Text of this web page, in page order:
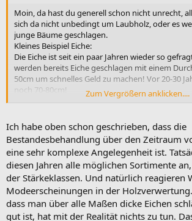
Moin, da hast du generell schon nicht unrecht,
sich da nicht unbedingt um Laubholz, oder es
junge Bäume geschlagen.
Kleines Beispiel Eiche:
Die Eiche ist seit ein paar Jahren wieder so
werden bereits Eiche geschlagen mit einem
50cm um schnelles Geld zu machen! Vor 20-30
noch 70-80cm!
Um nun eine Eiche von wieder 50cm zu
Grade jetzt, wo wir in vielen Regionen die Kosten
durch den Borkenkäfer decken müssen, werden
geschlagen, die noch locker 10-20 Jahren stehen
Zum Vergrößern anklicken....
Ich habe oben schon geschrieben, dass die
Bestandesbehandlung über den Zeitraum
eine sehr komplexe Angelegenheit ist.
diesen Jahren alle möglichen Sortimente
der Stärkeklassen. Und natürlich reagieren
Modeerscheinungen in der
dass man über alle Maßen dicke Eichen
gut ist, hat mit der Realität nichts zu tun.